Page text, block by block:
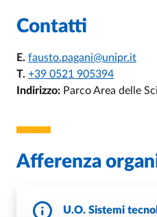
Contatti
E. fausto.pagani@unipr.it
T. +39 0521 905394
Indirizzo: Parco Area delle
Afferenza
U.O. Sistemi